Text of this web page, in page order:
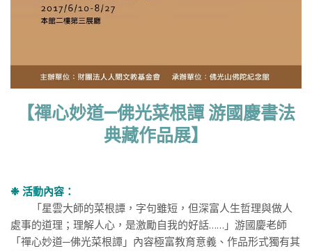
【禪心妙道—佛光菜根譚 游國慶書法
典藏作品展】
❉ 活動內容：
「星雲大師的菜根譚，字句雖短，但深富人生哲理與做人
處事的道理；理解人心，是激勵自我的好話……」游國慶老師
「禪心妙道─佛光菜根譚」內容極富教育意義、作品形式獨有其